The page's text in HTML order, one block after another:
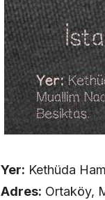
Yer: Kethüda
Adres: Ortaköy,